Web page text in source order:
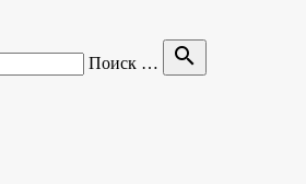
Поиск … search